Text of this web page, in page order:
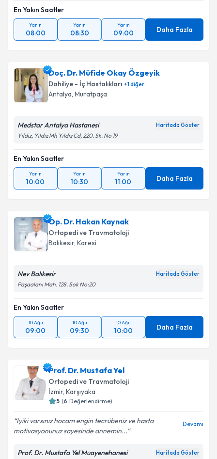
En Yakın Saatler
Yarın
08:00
Yarın
08:30
Yarın
09:00 Daha Fazla
Doç. Dr. Müfide Okay Özgeyik
Dahiliye - İç Hastalıkları +1diğer
Antalya, Muratpaşa
Medstar Antalya Hastanesi Haritada Göster
Yıldız, Yıldız Mh Yıldız Cd, 220. Sk. No 19
En Yakın Saatler
Yarın
10:00
Yarın
10:30
Yarın
11:00 Daha Fazla
Op. Dr. Hakan Kaynak
Ortopedi ve Travmatoloji
Balıkesir, Karesi
Nev Balıkesir Haritada Göster
Paşaalanı Mah. 128. Sok No:20
En Yakın Saatler
10 Ağu
09:00
10 Ağu
09:30
10 Ağu
10:00 Daha Fazla
Prof. Dr. Mustafa Yel
Ortopedi ve Travmatoloji
İzmir, Karşıyaka
5 (6 Değerlendirme)
Iyiki varsınız hocam engin tecrübeniz ve hasta
motivasyonunuz sayesinde annemin...
Devamı
Prof. Dr. Mustafa Yel Muayenehanesi Haritada Göster